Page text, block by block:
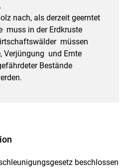
nach, als derzeit geerntet
muss in der Erdkruste
müssen
Verjüngung und Ernte
Bestände
beschlossen